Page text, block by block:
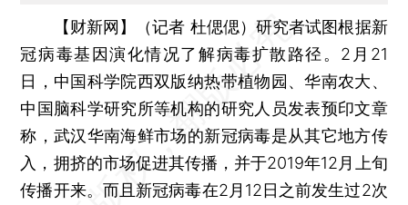
【财新网】（记者 杜偲偲） 研究者试图根据新
冠病毒基因演化情况了解病毒扩散路径。2月21
日，中国科学院西双版纳热带植物园、华南农大、
中国脑科学研究所等机构的研究人员发表预印文章
称，武汉华南海鲜市场的新冠病毒是从其它地方传
入，拥挤的市场促进其传播，并于2019年12月上旬
传播开来。而且新冠病毒在2月12日之前发生过2次